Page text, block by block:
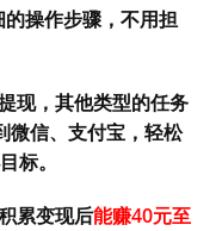
操作步骤，不用担
现，其他类型的任务
微信、支付宝，轻松
标。
累变现后能赚40元至